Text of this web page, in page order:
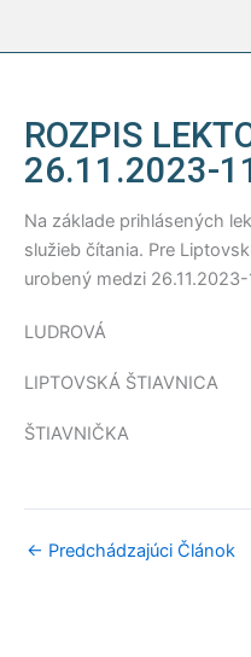
ROZPIS
26.11.2023-
Na základe prihlásených
služieb čítania. Pre
urobený medzi
LUDROVÁ
LIPTOVSKÁ ŠTIAVNICA
ŠTIAVNIČKA
← Predchádzajúci Článok